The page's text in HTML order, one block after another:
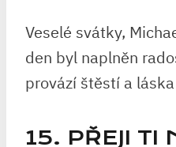
Veselé svátky,
den byl naplněn
provází štěstí a
15. PŘEJI TI